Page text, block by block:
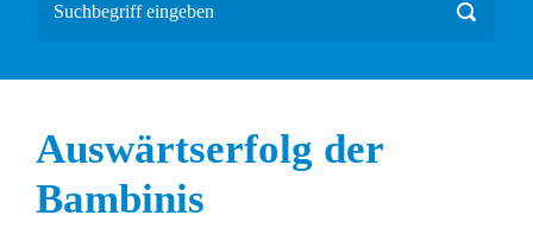
Auswärtserfolg der
Bambinis